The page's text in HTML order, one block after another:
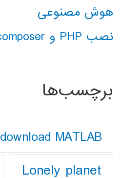
هوش مصنوعی
نصب PHP و composer در ویندوز 10
برچسب‌ها
download MATLAB
Lonely planet